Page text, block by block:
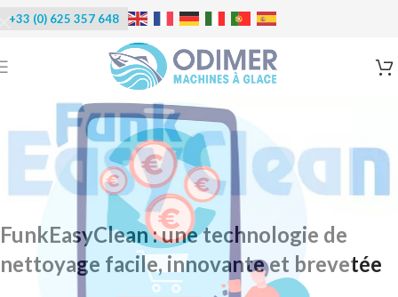
+33 (0) 625 357 648
FunkEasyClean : une technologie de
nettoyage facile, innovante et brevetée